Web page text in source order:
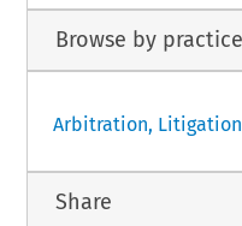
Browse by
Arbitration,
Share